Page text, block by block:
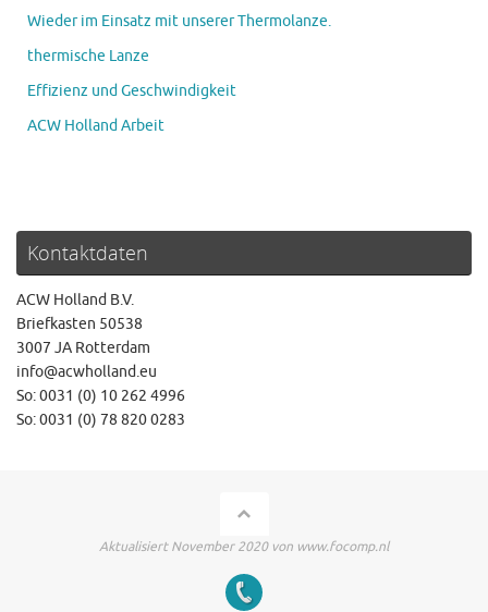
Wieder im Einsatz mit unserer Thermolanze.
thermische Lanze
Effizienz und Geschwindigkeit
ACW Holland Arbeit
Kontaktdaten
ACW Holland B.V.
Briefkasten 50538
3007 JA Rotterdam
info@acwholland.eu
So: 0031 (0) 10 262 4996
So: 0031 (0) 78 820 0283
Aktualisiert November 2020 von www.focomp.nl